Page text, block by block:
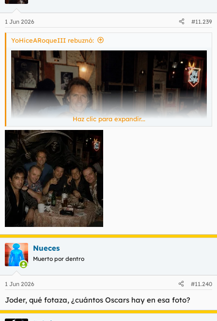
i
e
s
1 Jun 2026 #11.239
YoHiceARoqueIII rebuznó:
Haz clic para expandir...
Nueces
Muerto por dentro
1 Jun 2026 #11.240
Joder, qué fotaza, ¿cuántos Oscars hay en esa foto?